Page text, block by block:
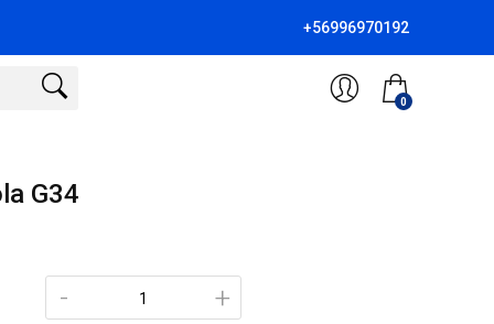
+56996970192
0
G34
+
-